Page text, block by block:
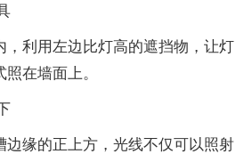
，利用左边比灯高的遮挡物，让灯
在墙面上。
边缘的正上方，光线不仅可以照射